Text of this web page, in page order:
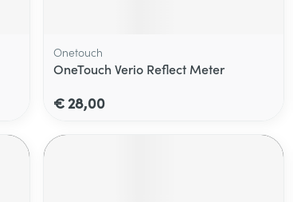
Onetouch
OneTouch Verio Reflect Meter
€ 28,00